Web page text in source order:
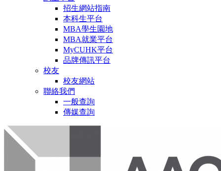
招生網站指南
本科生平台
MBA學生園地
MBA就業平台
MyCUHK平台
品牌傳訊平台
校友
校友網站
聯絡我們
一般查詢
傳媒查詢